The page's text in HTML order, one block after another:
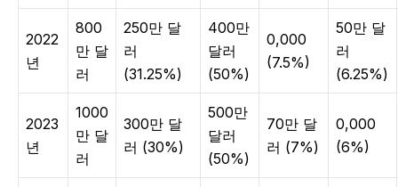
2022
년
800
만 달
러
250만 달
러
(31.25%)
400만
달러
(50%)
0,000
(7.5%)
50만 달
러
(6.25%)
2023
년
1000
만 달
러
300만 달
러 (30%)
500만
달러
(50%)
70만 달
러 (7%)
0,000
(6%)